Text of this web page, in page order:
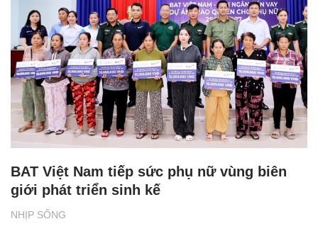
NHỊP SỐNG
BAT Việt Nam tiếp sức phụ nữ vùng biên
giới phát triển sinh kế